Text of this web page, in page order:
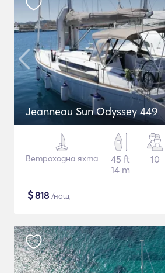
Jeanneau Sun Odyssey 449
Ветроходна яхта
45 ft
14 m
10
$818 /нощ